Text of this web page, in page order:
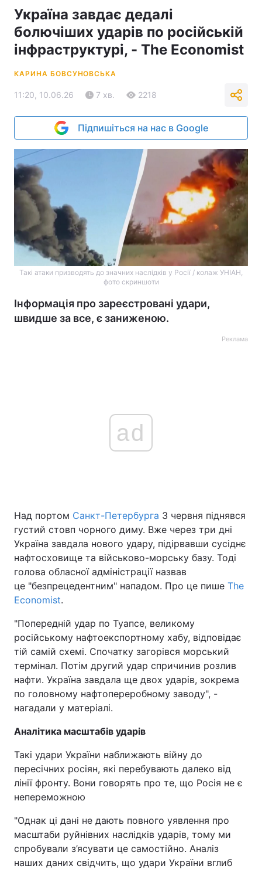
Україна завдає дедалі
болючіших ударів по російській
інфраструктурі, - The Economist
КАРИНА БОВСУНОВСЬКА
11:20, 10.06.26 7 хв. 2218
Підпишіться на нас в Google
Такі атаки призводять до значних наслідків у Росії / колаж УНІАН,
фото скриншоти
Інформація про зареєстровані удари,
швидше за все, є заниженою.
Реклама
ad
Над портом Санкт-Петербурга 3 червня піднявся
густий стовп чорного диму. Вже через три дні
Україна завдала нового удару, підірвавши сусіднє
нафтосховище та військово-морську базу. Тоді
голова обласної адміністрації назвав
це "безпрецедентним" нападом. Про це пише The
Economist.
"Попередній удар по Туапсе, великому
російському нафтоекспортному хабу, відповідає
тій самій схемі. Спочатку загорівся морський
термінал. Потім другий удар спричинив розлив
нафти. Україна завдала ще двох ударів, зокрема
по головному нафтопереробному заводу", -
нагадали у матеріалі.
Аналітика масштабів ударів
Такі удари України наближають війну до
пересічних росіян, які перебувають далеко від
лінії фронту. Вони говорять про те, що Росія не є
непереможною
"Однак ці дані не дають повного уявлення про
масштаби руйнівних наслідків ударів, тому ми
спробували з’ясувати це самостійно. Аналіз
наших даних свідчить, що удари України вглиб